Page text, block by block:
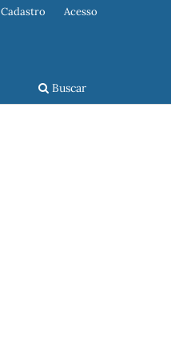
Buscar
Cadastro Acesso